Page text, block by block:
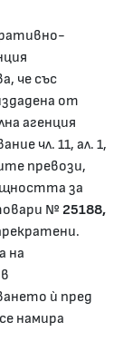
че със
от
агенция
чл. 11, ал. 1,
превози,
за
№ 25188,
на
ѝ пред
намира